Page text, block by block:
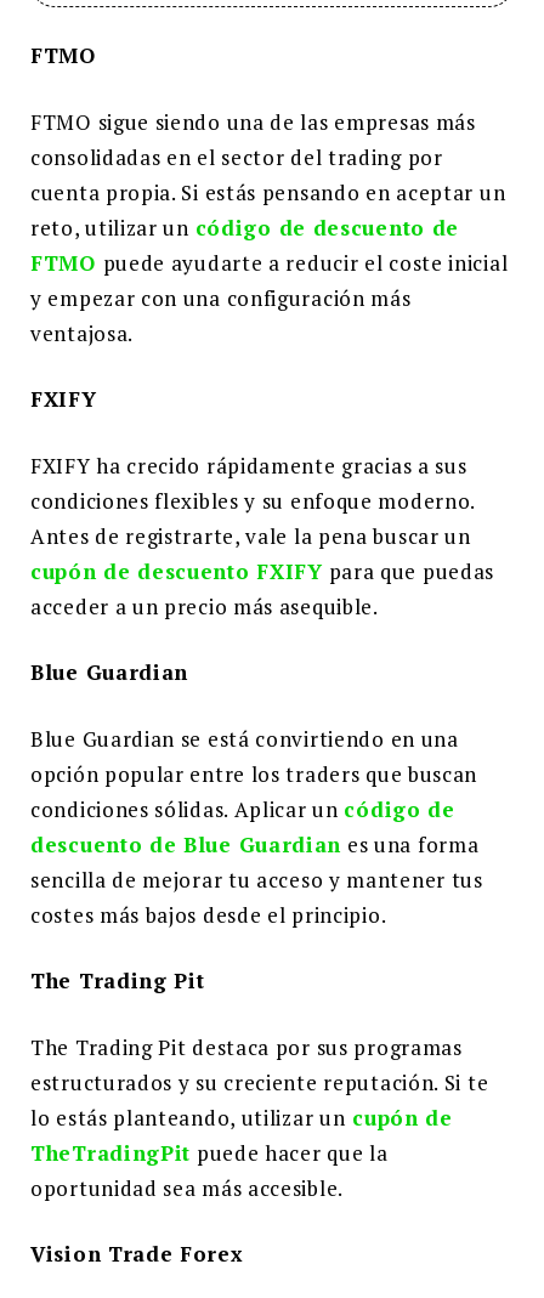
FTMO
FTMO sigue siendo una de las empresas más
consolidadas en el sector del trading por
cuenta propia. Si estás pensando en aceptar un
reto, utilizar un código de descuento de
FTMO puede ayudarte a reducir el coste inicial
y empezar con una configuración más
ventajosa.
FXIFY
FXIFY ha crecido rápidamente gracias a sus
condiciones flexibles y su enfoque moderno.
Antes de registrarte, vale la pena buscar un
cupón de descuento FXIFYpara que puedas
acceder a un precio más asequible.
Blue Guardian
Blue Guardian se está convirtiendo en una
opción popular entre los traders que buscan
condiciones sólidas. Aplicar un código de
descuento de Blue Guardian es una forma
sencilla de mejorar tu acceso y mantener tus
costes más bajos desde el principio.
The Trading Pit
The Trading Pit destaca por sus programas
estructurados y su creciente reputación. Si te
lo estás planteando, utilizar un cupón de
TheTradingPit puede hacer que la
oportunidad sea más accesible.
Vision Trade Forex